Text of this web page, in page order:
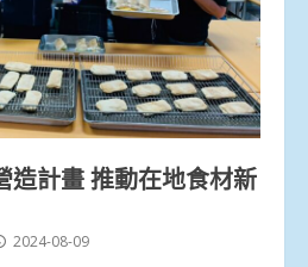
造計畫 推動在地食材新
2024-08-09